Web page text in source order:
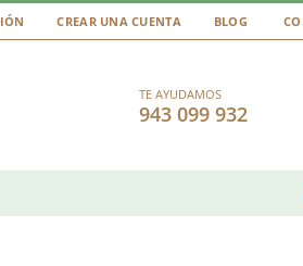
CREAR UNA CUENTA BLOG
TE AYUDAMOS
943 099 932